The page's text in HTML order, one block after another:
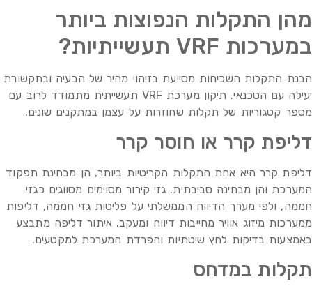
מהן התקלות הנפוצות ביותר
במערכות VRF תעשייתיות?
הבנת התקלות השכיחות מסייעת בזיהוי מהיר של הבעיה ובתקשורת
יעילה עם הטכנאי. תיקון מערכת VRF תעשייתית מתמודד לרוב עם
מספר קטגוריות של תקלות שחוזרות על עצמן במתקנים שונים.
דליפת קרר או חוסר קרר
דליפת קרר היא אחת התקלות הקריטיות ביותר, הן מבחינת תפקוד
המערכת והן מבחינה סביבתית. גזי קירור מסוימים מסווגים כגזי
חממה, ולפי מערך הדיווח הממשלתי על פליטות גזי חממה, דליפות
ממערכות מיזוג אוויר מחייבות דיווח ומעקב. איתור דליפה מתבצע
באמצעות בדיקות לחץ שיטתיות והפרדת המערכת למקטעים.
תקלות במדחס